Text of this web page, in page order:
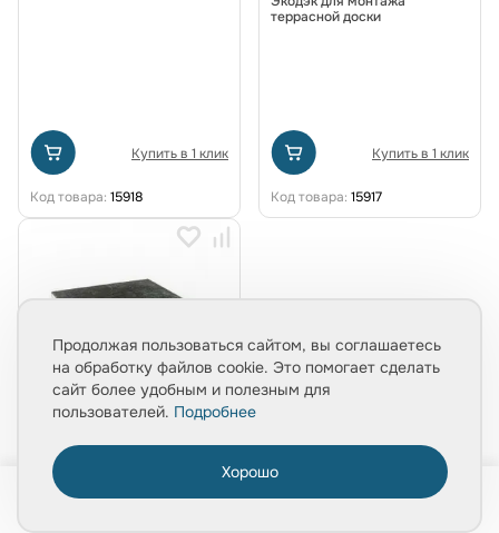
Купить в 1 клик
Код товара: 15918
террасной доски
Купить в 1 клик
Код товара: 15917
45 ₽
шт.
В наличии
Продолжая пользоваться сайтом, вы соглашаетесь
на обработку файлов cookie. Это помогает сделать
сайт более удобным и полезным для
пользователей. Подробнее
Хорошо